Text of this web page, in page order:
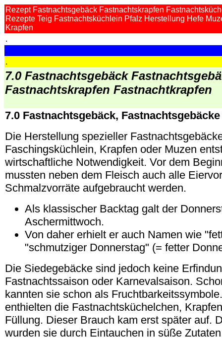
Rezept Fastnachtsgebäck Fastnachtskrapfen
Rezepte Teig Fastnachtsküchlein Pfalz Herstellung Hefe
Krapfen
.
.
.
7.0 Fastnachtsgebäck
Fastnachtskrapfen Fastnachtkrapfen
7.0 Fastnachtsgebäck, Fastnachtsgebäcke
Die Herstellung spezieller
Faschingsküchlein, Krapfen oder Muzen
wirtschaftliche Notwendigkeit. Vor dem
mussten neben dem Fleisch auch alle
Schmalzvorräte aufgebraucht werden.
Als klassischer Backtag galt der
Aschermittwoch.
Von daher erhielt er auch Namen wie
"schmutziger Donnerstag" (= fetter
Die Siedegebäcke sind jedoch keine
Fastnachtssaison oder Karnevalsaison.
kannten sie schon als
enthielten die Fastnachtsküchelchen,
Füllung. Dieser Brauch kam erst später auf.
wurden sie durch Eintauchen in süße